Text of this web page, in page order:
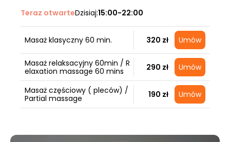
Teraz otwarteDzisiaj:15:00-22:00
Masaż klasyczny 60 min. 320 zł Umów
Masaż relaksacyjny 60min / R
elaxation massage 60 mins
290 zł Umów
Masaż częściowy ( pleców) /
Partial massage
190 zł Umów